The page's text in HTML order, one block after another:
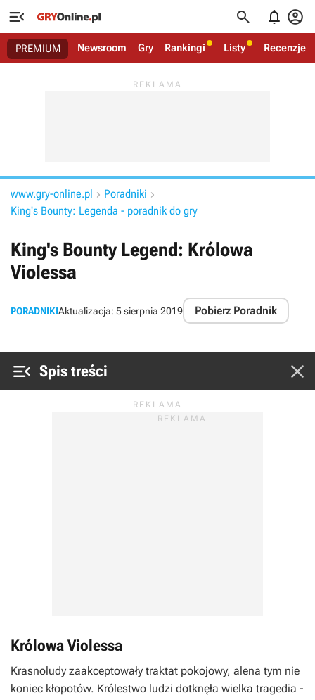
   
PREMIUM Newsroom Gry Rankingi Listy Recenzje
www.gry-online.pl  Poradniki 
King's Bounty: Legenda - poradnik do gry
King's Bounty Legend: Królowa
Violessa
PORADNIKIAktualizacja: 5 sierpnia 2019 Pobierz Poradnik
 Spis treści 
Królowa Violessa
Krasnoludy zaakceptowały traktat pokojowy, alena tym nie
koniec kłopotów. Królestwo ludzi dotknęła wielka tragedia -